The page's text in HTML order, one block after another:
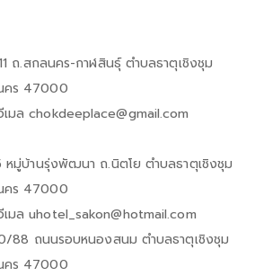
ถ.สกลนคร-กาฬสินธุ์ ตำบลธาตุเชิงชุม
คร 47000
ล chokdeeplace@gmail.com
หมู่บ้านรุ่งพัฒนา ถ.นิตโย ตำบลธาตุเชิงชุม
คร 47000
ล uhotel_sakon@hotmail.com
88 ถนนรอบหนองสนม ตำบลธาตุเชิงชุม
คร 47000